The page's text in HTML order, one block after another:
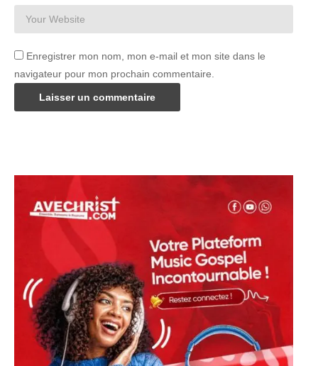
Enregistrer mon nom, mon e-mail et mon site dans le
navigateur pour mon prochain commentaire.